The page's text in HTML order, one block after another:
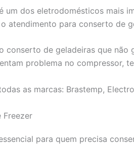
um dos eletrodomésticos mais
atendimento para conserto de
conserto de geladeiras que
problema no compressor,
as marcas: Brastemp,
Freezer
para quem precisa